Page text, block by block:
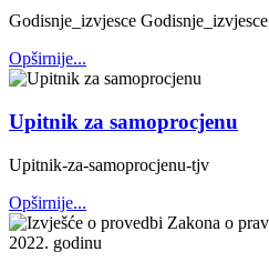
Godisnje_izvjesce Godisnje_izvjesce
Opširnije...
Upitnik za samoprocjenu
Upitnik-za-samoprocjenu-tjv
Opširnije...